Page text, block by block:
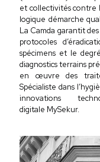
et collectivités contre
logique démarche
La Camda garantit
protocoles
spécimens et le
diagnostics terrains
en œuvre des
Spécialiste dans
innovations
digitale MySekur.